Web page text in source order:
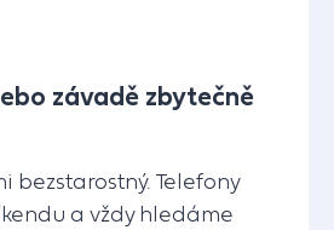
závadě zbytečně
bezstarostný. Telefony
a vždy hledáme